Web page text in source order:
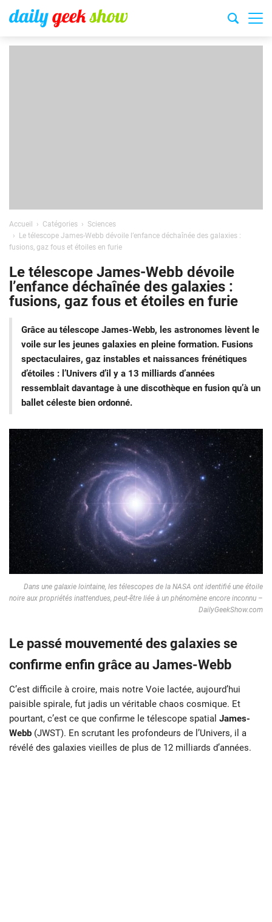
Accueil Catégories
Sciences
Le télescope James-Webb dévoile l’enfance déchaînée des galaxies :
fusions, gaz fous et étoiles en furie
Le télescope James-Webb dévoile
l’enfance déchaînée des galaxies :
fusions, gaz fous et étoiles en furie
Grâce au télescope James-Webb, les astronomes lèvent le
voile sur les jeunes galaxies en pleine formation. Fusions
spectaculaires, gaz instables et naissances frénétiques
d’étoiles : l’Univers d’il y a 13 milliards d’années
ressemblait davantage à une discothèque en fusion qu’à un
ballet céleste bien ordonné.
Dans une galaxie lointaine, les télescopes de la NASA ont identifié une étoile
noire aux propriétés inattendues, peut-être liée à un phénomène encore inconnu –
DailyGeekShow.com
Le passé mouvementé des galaxies se
confirme enfin grâce au James-Webb
C’est difficile à croire, mais notre Voie lactée, aujourd’hui
paisible spirale, fut jadis un véritable chaos cosmique. Et
pourtant, c’est ce que confirme le télescope spatial James-
Webb (JWST). En scrutant les profondeurs de l’Univers, il a
révélé des galaxies vieilles de plus de 12 milliards d’années.